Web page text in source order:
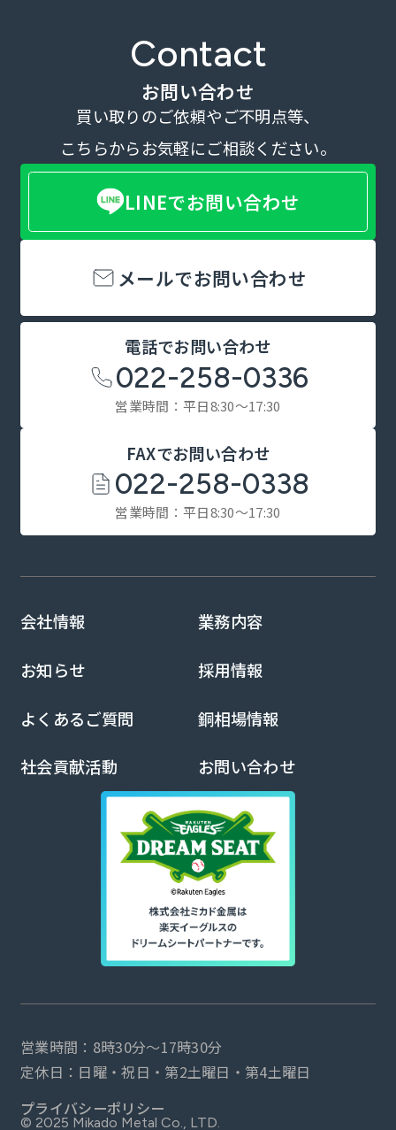
Contact
お問い合わせ
買い取りのご依頼やご不明点等、
こちらからお気軽にご相談ください。
メールでお問い合わせ
LINEでお問い合わせ
電話でお問い合わせ
022-258-0336
営業時間：平日8:30～17:30
FAXでお問い合わせ
022-258-0338
営業時間：平日8:30～17:30
会社情報 業務内容
お知らせ 採用情報
よくあるご質問 銅相場情報
社会貢献活動 お問い合わせ
営業時間：8時30分～17時30分
定休日：日曜・祝日・第2土曜日・第4土曜日
プライバシーポリシー
©︎ 2025 Mikado Metal Co., LTD.